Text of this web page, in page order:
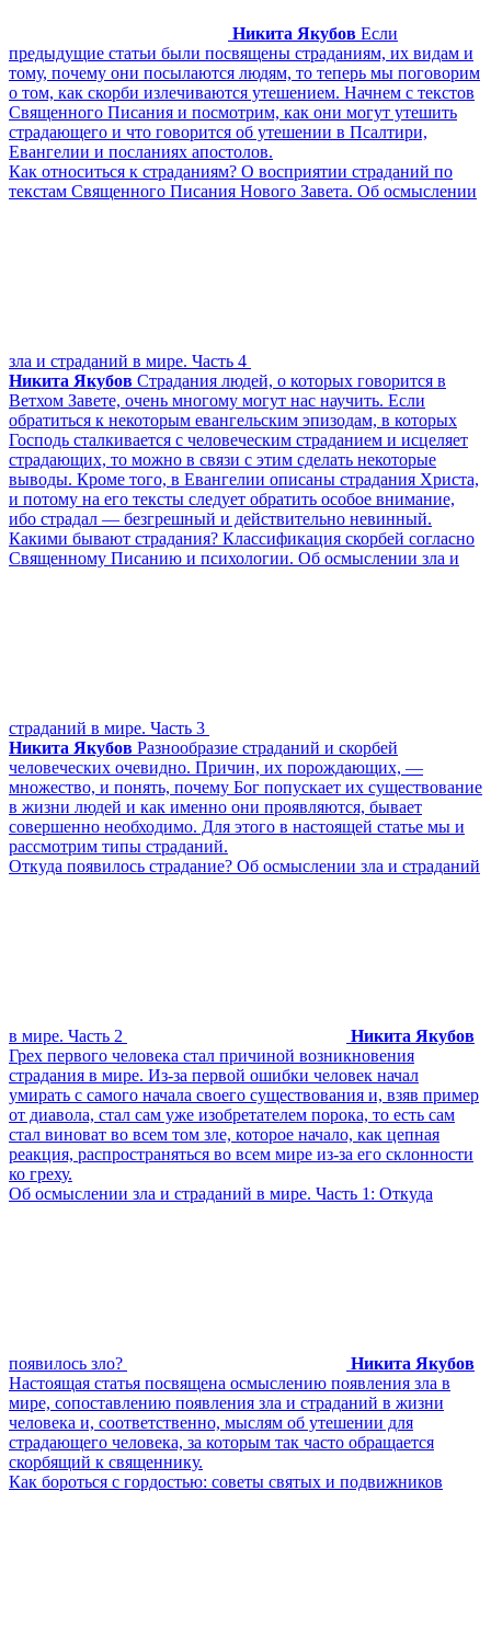
Никита Якубов Если
предыдущие статьи были посвящены страданиям, их видам и
тому, почему они посылаются людям, то теперь мы поговорим
о том, как скорби излечиваются утешением. Начнем с текстов
Священного Писания и посмотрим, как они могут утешить
страдающего и что говорится об утешении в Псалтири,
Евангелии и посланиях апостолов.
Как относиться к страданиям? О восприятии страданий по
текстам Священного Писания Нового Завета. Об осмыслении
зла и страданий в мире. Часть 4
Никита Якубов Страдания людей, о которых говорится в
Ветхом Завете, очень многому могут нас научить. Если
обратиться к некоторым евангельским эпизодам, в которых
Господь сталкивается с человеческим страданием и исцеляет
страдающих, то можно в связи с этим сделать некоторые
выводы. Кроме того, в Евангелии описаны страдания Христа,
и потому на его тексты следует обратить особое внимание,
ибо страдал — безгрешный и действительно невинный.
Какими бывают страдания? Классификация скорбей согласно
Священному Писанию и психологии. Об осмыслении зла и
страданий в мире. Часть 3
Никита Якубов Разнообразие страданий и скорбей
человеческих очевидно. Причин, их порождающих, —
множество, и понять, почему Бог попускает их существование
в жизни людей и как именно они проявляются, бывает
совершенно необходимо. Для этого в настоящей статье мы и
рассмотрим типы страданий.
Откуда появилось страдание? Об осмыслении зла и страданий
в мире. Часть 2
Никита Якубов
Грех первого человека стал причиной возникновения
страдания в мире. Из-за первой ошибки человек начал
умирать с самого начала своего существования и, взяв пример
от диавола, стал сам уже изобретателем порока, то есть сам
стал виноват во всем том зле, которое начало, как цепная
реакция, распространяться во всем мире из-за его склонности
ко греху.
Об осмыслении зла и страданий в мире. Часть 1: Откуда
появилось зло?
Никита Якубов
Настоящая статья посвящена осмыслению появления зла в
мире, сопоставлению появления зла и страданий в жизни
человека и, соответственно, мыслям об утешении для
страдающего человека, за которым так часто обращается
скорбящий к священнику.
Как бороться с гордостью: советы святых и подвижников